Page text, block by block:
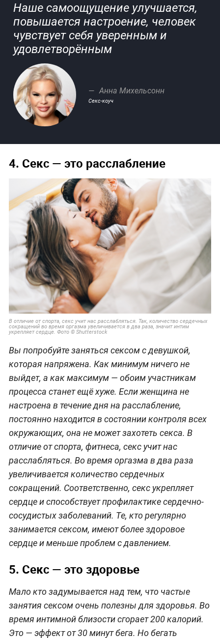
Наше самоощущение улучшается,
повышается настроение, человек
чувствует себя уверенным и
удовлетворённым
Анна Михельсонн
Секс-коуч
4. Секс — это расслабление
В отличие от спорта, секс учит нас расслабляться. Так, количество сердечных
сокращений во время оргазма увеличивается в два раза, значит интим
укрепляет сердце. Фото © Shutterstock
Вы попробуйте заняться сексом с девушкой,
которая напряжена. Как минимум ничего не
выйдет, а как максимум — обоим участникам
процесса станет ещё хуже. Если женщина не
настроена в течение дня на расслабление,
постоянно находится в состоянии контроля всех
окружающих, она не может захотеть секса. В
отличие от спорта, фитнеса, секс учит нас
расслабляться. Во время оргазма в два раза
увеличивается количество сердечных
сокращений. Соответственно, секс укрепляет
сердце и способствует профилактике сердечно-
сосудистых заболеваний. Те, кто регулярно
занимается сексом, имеют более здоровое
сердце и меньше проблем с давлением.
5. Секс — это здоровье
Мало кто задумывается над тем, что частые
занятия сексом очень полезны для здоровья. Во
время интимной близости сгорает 200 калорий.
Это — эффект от 30 минут бега. Но бегать